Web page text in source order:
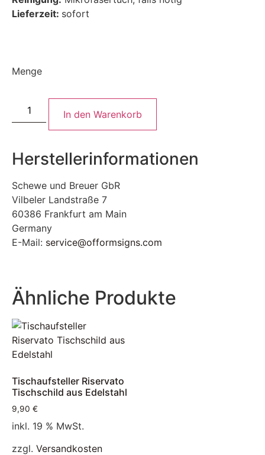
Lieferzeit: sofort
Menge
In den Warenkorb
Herstellerinformationen
Schewe und Breuer GbR
Vilbeler Landstraße 7
60386 Frankfurt am Main
Germany
E-Mail: service@offormsigns.com
Ähnliche Produkte
Tischaufsteller Riservato
Tischschild aus Edelstahl
9,90 €
inkl. 19 % MwSt.
zzgl. Versandkosten